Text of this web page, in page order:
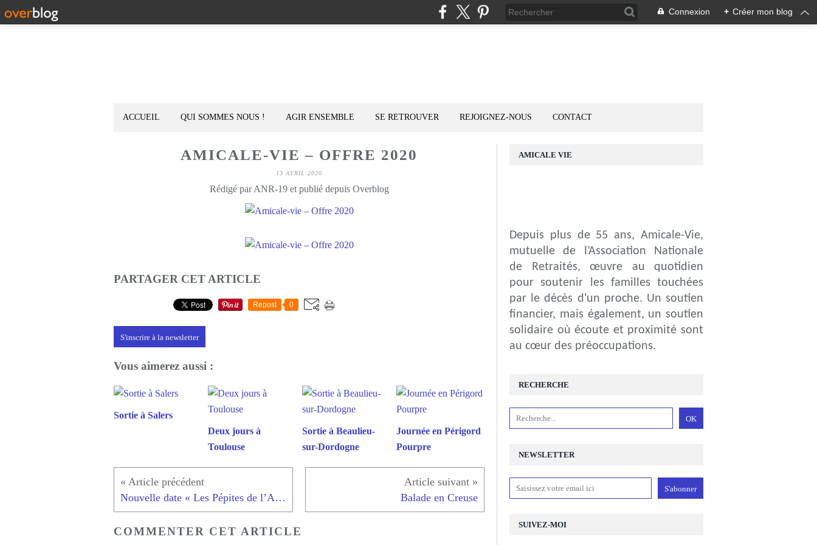
Connexion + Créer mon blog
ACCUEIL QUI SOMMES NOUS ! AGIR ENSEMBLE SE RETROUVER REJOIGNEZ-NOUS CONTACT
AMICALE-VIE – OFFRE 2020
13 AVRIL 2020
Rédigé par ANR-19 et publié depuis Overblog
PARTAGER CET ARTICLE
Repost 0
S'inscrire à la newsletter
Vous aimerez aussi :
Sortie à Salers
Deux jours à
Toulouse
Sortie à Beaulieu-
sur-Dordogne
Journée en Périgord
Pourpre
Nouvelle date « Les Pépites de l’Amérique du Sud » Balade en Creuse
COMMENTER CET ARTICLE
NEWSLETTER
SUIVEZ-MOI
RECHERCHE
AMICALE VIE
Depuis plus de 55 ans, Amicale-Vie,
mutuelle de l’Association Nationale
de Retraités, œuvre au quotidien
pour soutenir les familles touchées
par le décès d'un proche. Un soutien
financier, mais également, un soutien
solidaire où écoute et proximité sont
au cœur des préoccupations.